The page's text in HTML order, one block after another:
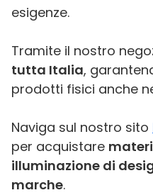
esigenze.
Tramite il nostro
tutta Italia,
prodotti fisici anche
Naviga sul nostro sito
per acquistare
illuminazione di
marche.